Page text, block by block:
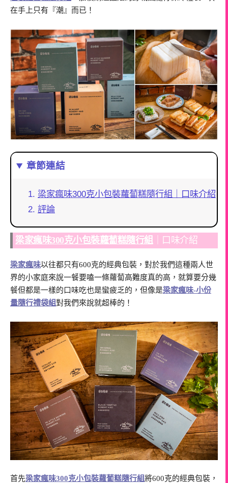
在手上只有『潮』而已！
章節連結
梁家瘋味300克小包裝蘿蔔糕隨行組｜口味介紹
評論
梁家瘋味300克小包裝蘿蔔糕隨行組｜口味介紹
梁家瘋味以往都只有600克的經典包裝，對於我們這種兩人世
界的小家庭來說一餐要嗑一條蘿蔔高難度真的高，就算要分幾
餐但都是一樣的口味吃也是蠻疲乏的，但像是梁家瘋味-小份
量隨行禮袋組對我們來說就超棒的！
首先梁家瘋味300克小包裝蘿蔔糕隨行組將600克的經典包裝，